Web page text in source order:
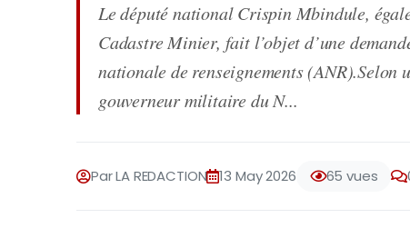
Le député national Crispin Mbindule,
Cadastre Minier, fait l’objet d’une
nationale de renseignements
gouverneur militaire du N...
Par LA REDACTION 13 May 2026 65 vues